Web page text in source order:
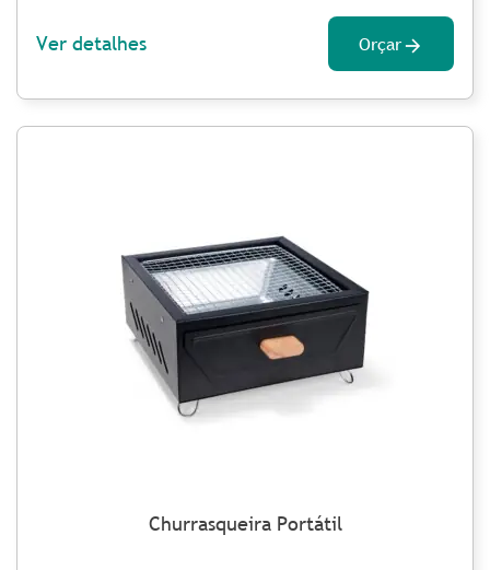
Ver detalhes Orçar
Churrasqueira Portátil